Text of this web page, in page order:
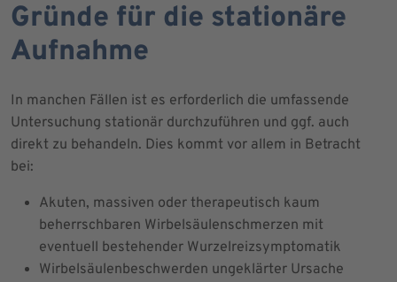
Gründe für die stationäre
Aufnahme
In manchen Fällen ist es erforderlich die umfassende
Untersuchung stationär durchzuführen und ggf. auch
direkt zu behandeln. Dies kommt vor allem in Betracht
bei:
Akuten, massiven oder therapeutisch kaum
beherrschbaren Wirbelsäulenschmerzen mit
eventuell bestehender Wurzelreizsymptomatik
Wirbelsäulenbeschwerden ungeklärter Ursache